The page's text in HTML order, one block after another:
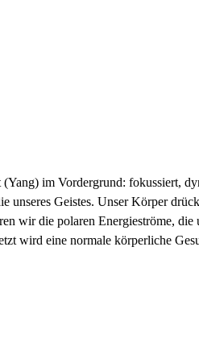
im Vordergrund: fokussiert,
unseres Geistes. Unser Körper
wir die polaren Energieströme, die
wird eine normale körperliche